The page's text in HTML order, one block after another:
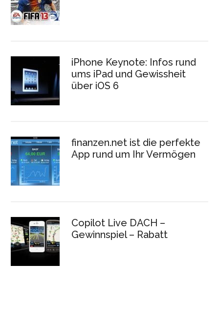
iPhone Keynote: Infos rund
ums iPad und Gewissheit
über iOS 6
finanzen.net ist die perfekte
App rund um Ihr Vermögen
Copilot Live DACH –
Gewinnspiel – Rabatt